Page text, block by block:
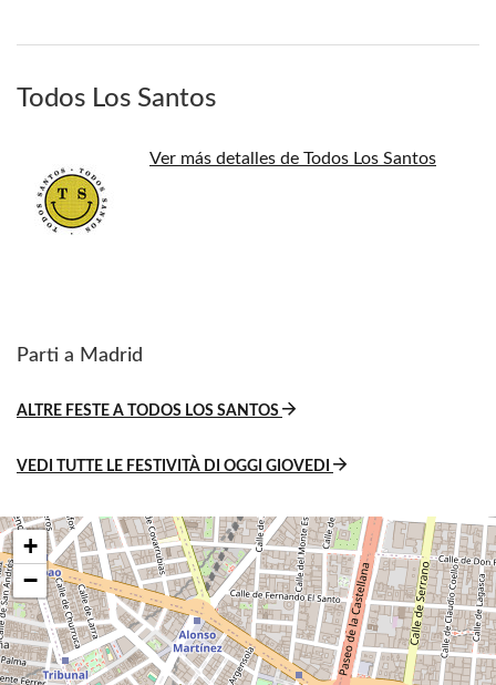
Todos Los Santos
Ver más detalles de Todos Los Santos
Parti a Madrid
ALTRE FESTE A TODOS LOS SANTOS
VEDI TUTTE LE FESTIVITÀ DI OGGI GIOVEDI